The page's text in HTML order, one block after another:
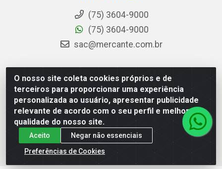
O nosso site coleta cookies próprios e de
terceiros para proporcionar uma experiência
personalizada ao usuário, apresentar publicidade
relevante de acordo com o seu perfil e melhorar a
qualidade do nosso site.
Aceito
Negar não essenciais
Preferências de Cookies
(75) 3604-9000
(75) 3604-9000
sac@mercante.com.br
Mercante Distribuidora - Rua Mercante, 699 - Aviário,
Feira de Santana/BA - CEP 44.096-218 - CNPJ
96.755.848/0001-08